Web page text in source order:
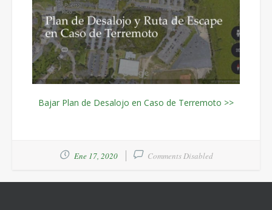
Bajar Plan de Desalojo en Caso de Terremoto >>
Ene 17, 2020 Comments Disabled